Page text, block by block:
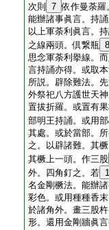
次則 7 依作曼荼羅
能辦諸事眞言。持
以上軍荼利眞言。
之線兩頭。倶繋瓶 8
思念軍荼利擧線。
言持誦亦得。或取
所説。辟除難法。
外祭祀八方護世天
置拔折羅。或置有
部明王持誦。或用
其處。或於當部。
之。以辟諸難。其
其橛上一頭。作三股
外。四角釘之。若
名金剛橛法。能辦
彩色。或用種種香
於諸角外。畫三股
形。還用金剛牆眞